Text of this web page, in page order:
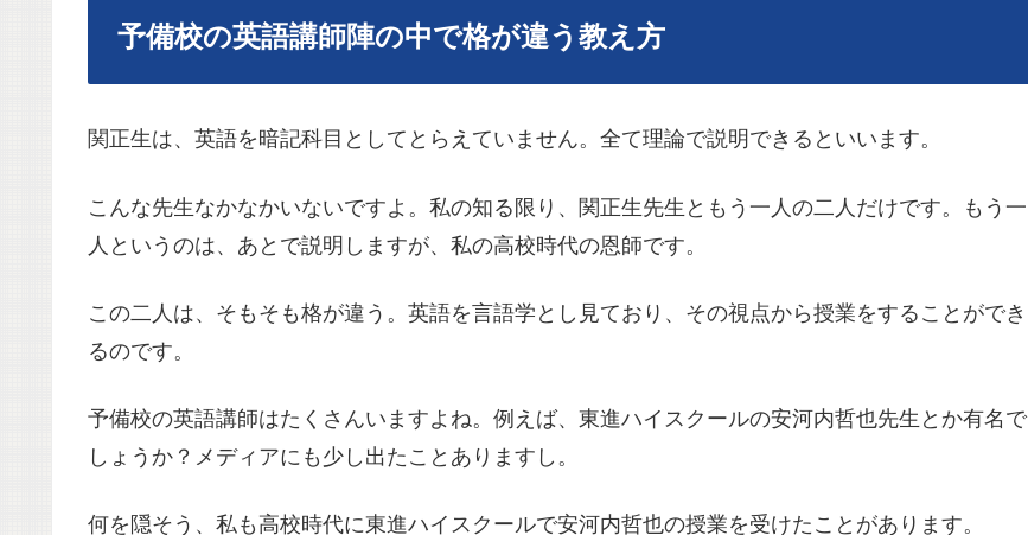
予備校の英語講師陣の中で格が違う教え方
関正生は、英語を暗記科目としてとらえていません。全て理論で説明できるといいます。
こんな先生なかなかいないですよ。私の知る限り、関正生先生ともう一人の二人だけです。もう一
人というのは、あとで説明しますが、私の高校時代の恩師です。
この二人は、そもそも格が違う。英語を言語学とし見ており、その視点から授業をすることができ
るのです。
予備校の英語講師はたくさんいますよね。例えば、東進ハイスクールの安河内哲也先生とか有名で
しょうか？メディアにも少し出たことありますし。
何を隠そう、私も高校時代に東進ハイスクールで安河内哲也の授業を受けたことがあります。